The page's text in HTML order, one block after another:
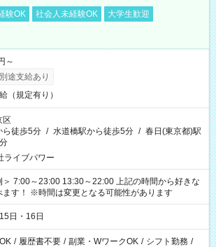
験OK 社会人未経験OK
大学生歓迎
～
途支給あり
（規定有り）
区
ら徒歩5分 / 水道橋駅から徒歩5分 / 春日(東京都)駅
ライブパワー
～23:00 13:30～22:00 上記の時間から好きな
ます！ ※時間は変更となる可能性があります
日・16日
/ 履歴書不要 / 副業・WワークOK / シフト勤務 /